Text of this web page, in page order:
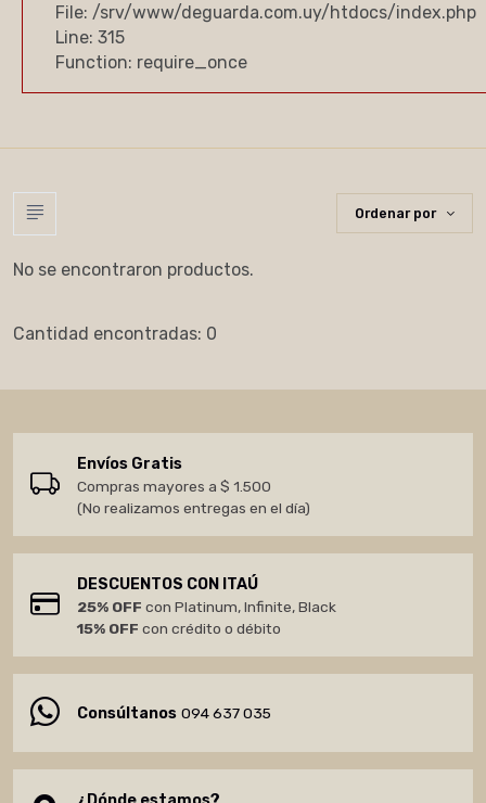
File: /srv/www/deguarda.com.uy/htdocs/index.php
Line: 315
Function: require_once
Ordenar por
No se encontraron productos.
Cantidad encontradas: 0
Envíos Gratis
Compras mayores a $ 1.500
(No realizamos entregas en el día)
DESCUENTOS CON ITAÚ
25% OFF con Platinum, Infinite, Black
15% OFF con crédito o débito
Consúltanos 094 637 035